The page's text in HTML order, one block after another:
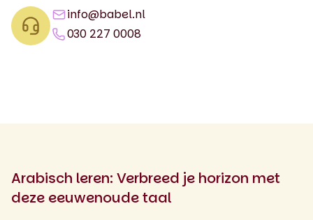
info@babel.nl
030 227 0008
Arabisch leren: Verbreed je horizon met
deze eeuwenoude taal